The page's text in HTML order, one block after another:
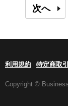
次へ
利用規約 特定商取
Copyright ©